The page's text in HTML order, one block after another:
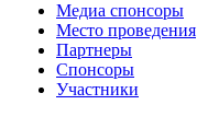
Медиа спонсоры
Место проведения
Партнеры
Спонсоры
Участники